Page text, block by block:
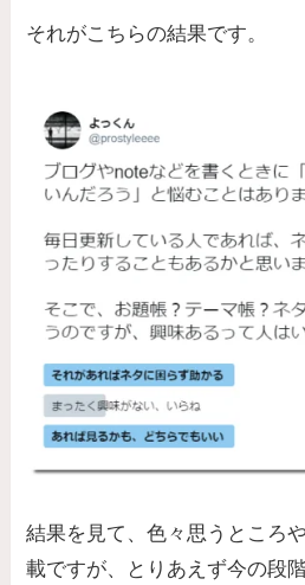
それがこちらの結果です。
結果を見て、色々思うところ
載ですが、とりあえず今の段